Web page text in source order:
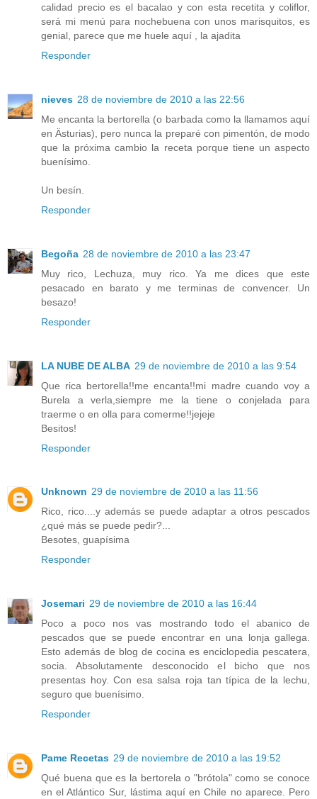
calidad precio es el bacalao y con esta recetita y coliflor,
será mi menú para nochebuena con unos marisquitos, es
genial, parece que me huele aquí , la ajadita
Responder
nieves 28 de noviembre de 2010 a las 22:56
Me encanta la bertorella (o barbada como la llamamos aquí
en Ästurias), pero nunca la preparé con pimentón, de modo
que la próxima cambio la receta porque tiene un aspecto
buenísimo.
Un besín.
Responder
Begoña 28 de noviembre de 2010 a las 23:47
Muy rico, Lechuza, muy rico. Ya me dices que este
pesacado en barato y me terminas de convencer. Un
besazo!
Responder
LA NUBE DE ALBA 29 de noviembre de 2010 a las 9:54
Que rica bertorella!!me encanta!!mi madre cuando voy a
Burela a verla,siempre me la tiene o conjelada para
traerme o en olla para comerme!!jejeje
Besitos!
Responder
Unknown 29 de noviembre de 2010 a las 11:56
Rico, rico....y además se puede adaptar a otros pescados
¿qué más se puede pedir?...
Besotes, guapísima
Responder
Josemari 29 de noviembre de 2010 a las 16:44
Poco a poco nos vas mostrando todo el abanico de
pescados que se puede encontrar en una lonja gallega.
Esto además de blog de cocina es enciclopedia pescatera,
socia. Absolutamente desconocido el bicho que nos
presentas hoy. Con esa salsa roja tan típica de la lechu,
seguro que buenísimo.
Responder
Pame Recetas 29 de noviembre de 2010 a las 19:52
Qué buena que es la bertorela o "brótola" como se conoce
en el Atlántico Sur, lástima aquí en Chile no aparece. Pero